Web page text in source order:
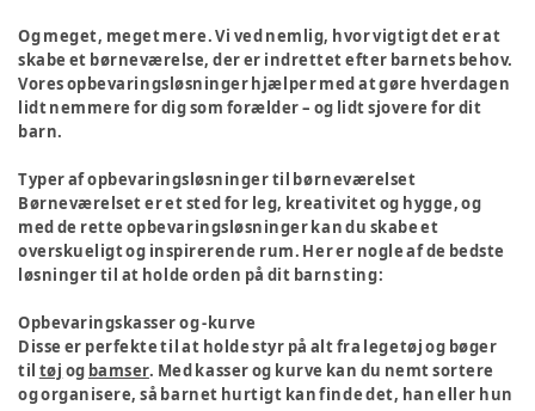
Og meget, meget mere. Vi ved nemlig, hvor vigtigt det er at
skabe et børneværelse, der er indrettet efter barnets behov.
Vores opbevaringsløsninger hjælper med at gøre hverdagen
lidt nemmere for dig som forælder – og lidt sjovere for dit
barn.
Typer af opbevaringsløsninger til børneværelset
Børneværelset er et sted for leg, kreativitet og hygge, og
med de rette opbevaringsløsninger kan du skabe et
overskueligt og inspirerende rum. Her er nogle af de bedste
løsninger til at holde orden på dit barns ting:
Opbevaringskasser og -kurve
Disse er perfekte til at holde styr på alt fra legetøj og bøger
til tøj og bamser. Med kasser og kurve kan du nemt sortere
og organisere, så barnet hurtigt kan finde det, han eller hun